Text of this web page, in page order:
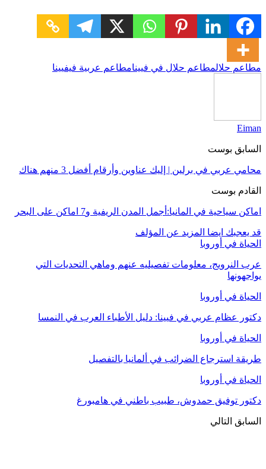
مطاعم حلالمطاعم حلال في فيينامطاعم عربية فيفيينا
Eiman
السابق بوست
محامي عربي في برلين | إليك عناوين وأرقام أفضل 3 منهم هناك
القادم بوست
اماكن سياحية في المانيا:أجمل المدن الريفية و7 اماكن على البحر
قد يعجبك ايضا المزيد عن المؤلف
الحياة في أوروبا
عرب النرويج، معلومات تفصيليه عنهم وماهي التحديات التي
يواجهونها
الحياة في أوروبا
دكتور عظام عربي في فيينا: دليل الأطباء العرب في النمسا
الحياة في أوروبا
طريقة استرجاع الضرائب في ألمانيا بالتفصيل
الحياة في أوروبا
دكتور توفيق حمدوش، طبيب باطني في هامبورغ
السابق التالي